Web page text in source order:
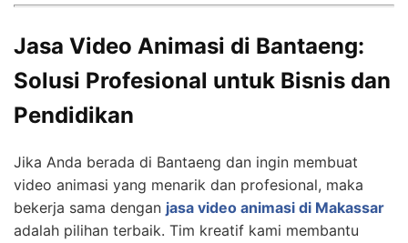
Jasa Video Animasi di Bantaeng:
Solusi Profesional untuk Bisnis dan
Pendidikan
Jika Anda berada di Bantaeng dan ingin membuat
video animasi yang menarik dan profesional, maka
bekerja sama dengan jasa video animasi di Makassar
adalah pilihan terbaik. Tim kreatif kami membantu